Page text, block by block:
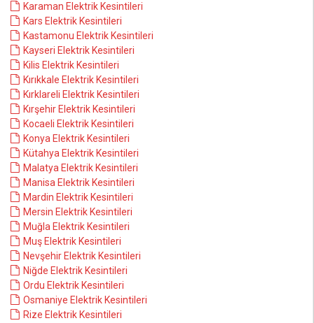
Karaman Elektrik Kesintileri
Kars Elektrik Kesintileri
Kastamonu Elektrik Kesintileri
Kayseri Elektrik Kesintileri
Kilis Elektrik Kesintileri
Kırıkkale Elektrik Kesintileri
Kırklareli Elektrik Kesintileri
Kırşehir Elektrik Kesintileri
Kocaeli Elektrik Kesintileri
Konya Elektrik Kesintileri
Kütahya Elektrik Kesintileri
Malatya Elektrik Kesintileri
Manisa Elektrik Kesintileri
Mardin Elektrik Kesintileri
Mersin Elektrik Kesintileri
Muğla Elektrik Kesintileri
Muş Elektrik Kesintileri
Nevşehir Elektrik Kesintileri
Niğde Elektrik Kesintileri
Ordu Elektrik Kesintileri
Osmaniye Elektrik Kesintileri
Rize Elektrik Kesintileri